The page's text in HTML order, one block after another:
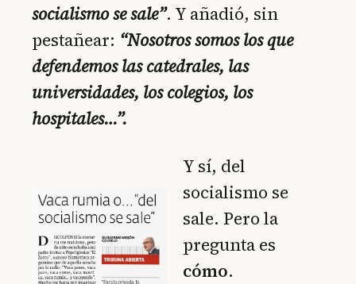
socialismo se sale”. Y añadió, sin
pestañear: “Nosotros somos los que
defendemos las catedrales, las
universidades, los colegios, los
hospitales…”.
Y sí, del
socialismo se
sale. Pero la
pregunta es
cómo.